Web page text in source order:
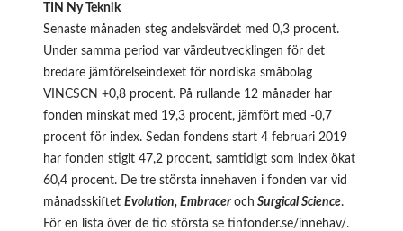
TIN Ny Teknik
Senaste månaden steg andelsvärdet med 0,3 procent.
Under samma period var värdeutvecklingen för det
bredare jämförelseindexet för nordiska småbolag
VINCSCN +0,8 procent. På rullande 12 månader har
fonden minskat med 19,3 procent, jämfört med -0,7
procent för index. Sedan fondens start 4 februari 2019
har fonden stigit 47,2 procent, samtidigt som index ökat
60,4 procent. De tre största innehaven i fonden var vid
månadsskiftet Evolution, Embracer och Surgical Science.
För en lista över de tio största se tinfonder.se/innehav/.